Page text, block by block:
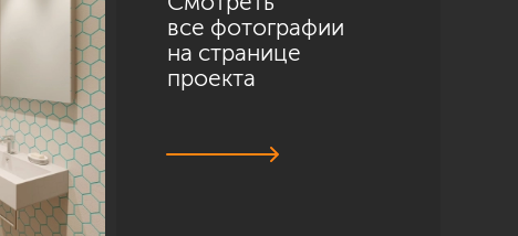
все фотографии
на странице
проекта